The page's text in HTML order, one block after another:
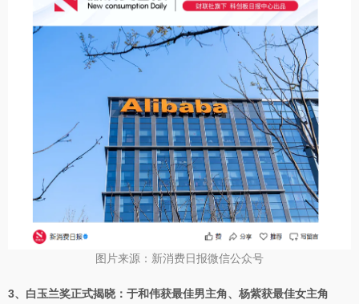
图片来源：新消费日报微信公众号
3、白玉兰奖正式揭晓：于和伟获最佳男主角、杨紫获最佳女主角